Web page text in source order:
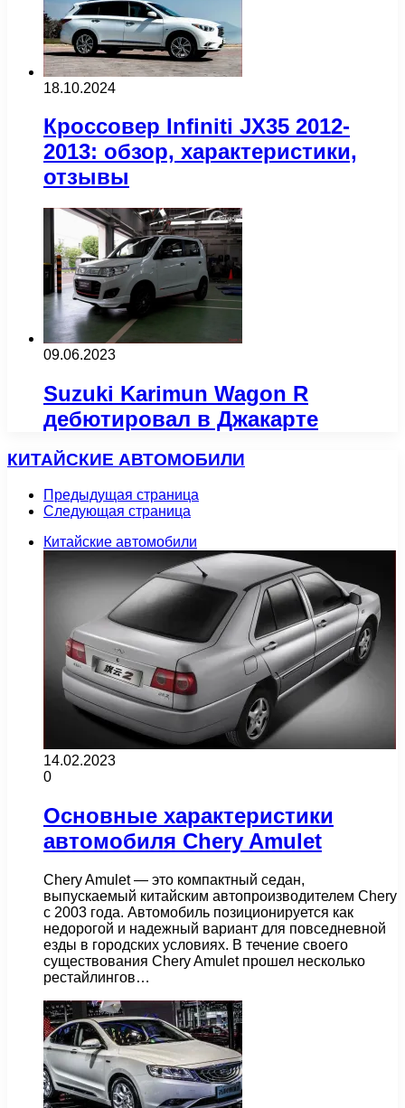
18.10.2024
Кроссовер Infiniti JX35 2012-
2013: обзор, характеристики,
отзывы
09.06.2023
Suzuki Karimun Wagon R
дебютировал в Джакарте
КИТАЙСКИЕ АВТОМОБИЛИ
Предыдущая страница
Следующая страница
Китайские автомобили
14.02.2023
0
Основные характеристики
автомобиля Chery Amulet
Chery Amulet — это компактный седан,
выпускаемый китайским автопроизводителем Chery
с 2003 года. Автомобиль позиционируется как
недорогой и надежный вариант для повседневной
езды в городских условиях. В течение своего
существования Chery Amulet прошел несколько
рестайлингов…